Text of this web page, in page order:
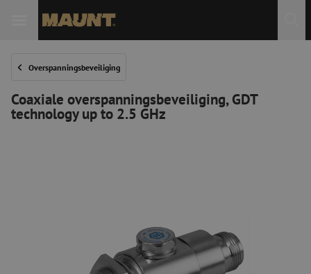
Overspanningsbeveiliging
Coaxiale overspanningsbeveiliging, GDT
technology up to 2.5 GHz